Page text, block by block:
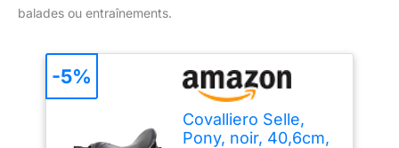
balades ou entraînements.
Covalliero Selle,
Pony, noir, 40,6cm,
-5%